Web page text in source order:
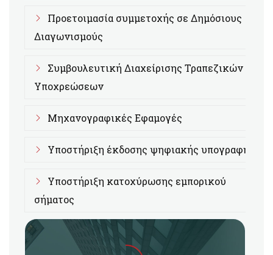
Προετοιμασία συμμετοχής σε Δημόσιους
Διαγωνισμούς
Συμβουλευτική Διαχείρισης Τραπεζικών
Υποχρεώσεων
Μηχανογραφικές Εφαμογές
Υποστήριξη έκδοσης ψηφιακής υπογραφής
Υποστήριξη κατοχύρωσης εμπορικού
σήματος